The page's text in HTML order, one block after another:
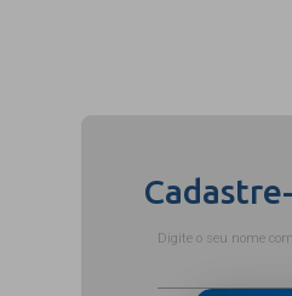
Digite o seu nome